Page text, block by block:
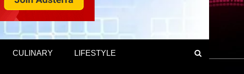
CULINARY LIFESTYLE